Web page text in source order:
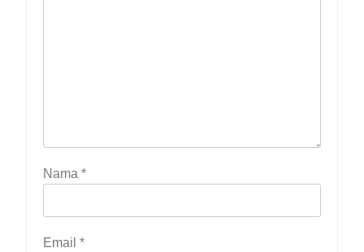
Nama *
Email *